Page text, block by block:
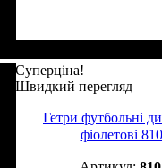
Суперціна!
Швидкий перегляд
Гетри футбольні
фіолетові